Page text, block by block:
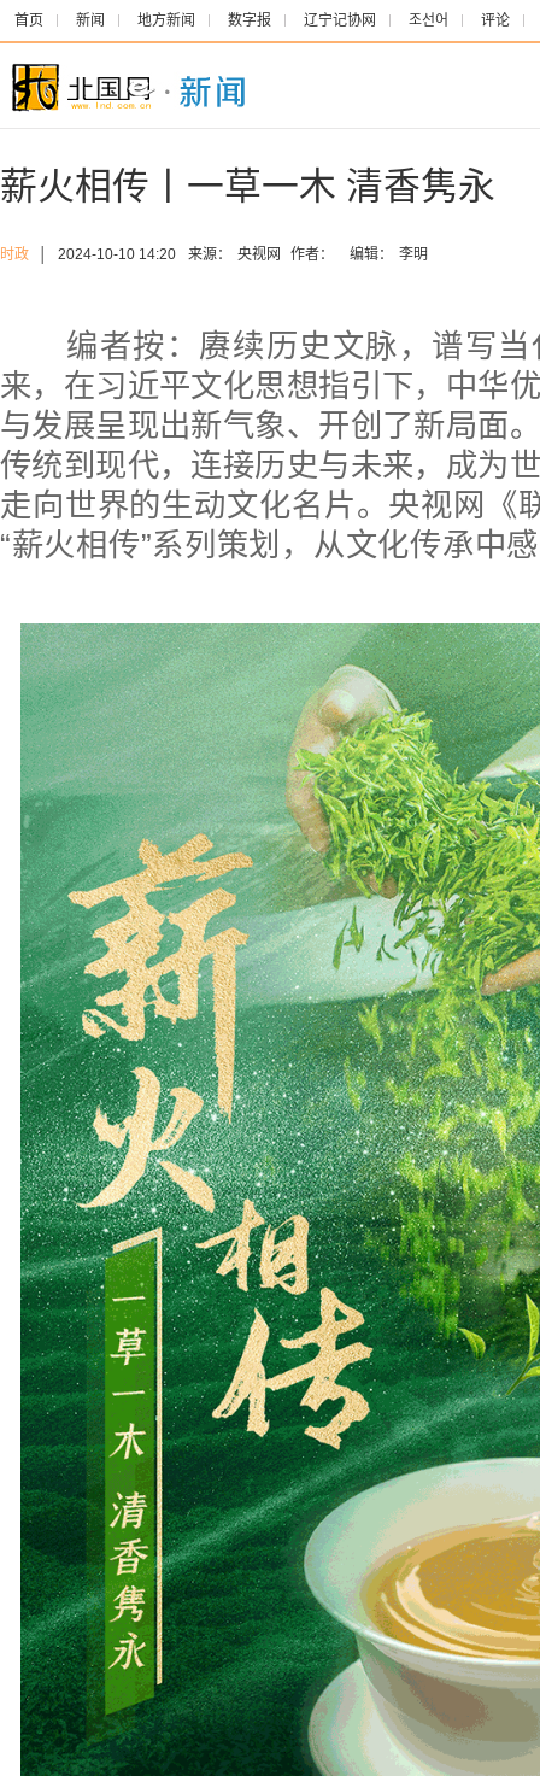
首页 新闻 地方新闻 数字报 辽宁记协网 조선어 评论
薪火相传丨一草一木 清香隽永
时政 2024-10-10 14:20 来源： 央视网 作者： 编辑： 李明
编者按：赓续历史文脉，谱写当
来，在习近平文化思想指引下，中华
与发展呈现出新气象、开创了新局面
传统到现代，连接历史与未来，成为
走向世界的生动文化名片。央视网《
“薪火相传”系列策划，从文化传承中